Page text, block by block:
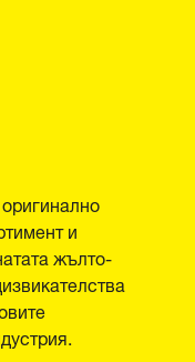
и
жълто-